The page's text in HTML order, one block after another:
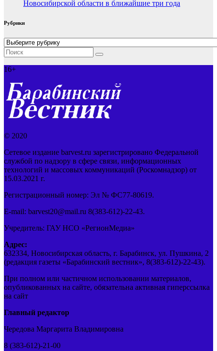
Новосибирской области в ближайшие три года
Рубрики
Рубрики
16+
© 2020
Сетевое издание barvest.ru зарегистрировано Федеральной
службой по надзору в сфере связи, информационных
технологий и массовых коммуникаций (Роскомнадзор) от
15.03.2021 г.
Регистрационный номер: Эл № ФС77-80619.
E-mail: barvest20@mail.ru 8(383-612)-22-43.
Учредитель: ГАУ НСО «РегионМедиа»
Адрес:
632334, Новосибирская область, г. Барабинск, ул. Пушкина, 2
(редакция газеты «Барабинский вестник», 8(383-612)-22-43).
При полном или частичном использовании материалов,
опубликованных на сайте, обязательна активная гиперссылка
на сайт
Главный редактор
Чередова Маргарита Владимировна
8 (383-612)-21-00